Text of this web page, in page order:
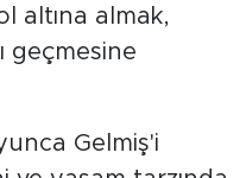
altına almak,
geçmesine
Gelmiş'i